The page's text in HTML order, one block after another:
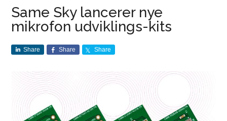
Same Sky lancerer nye
mikrofon udviklings-kits
Share Share Share